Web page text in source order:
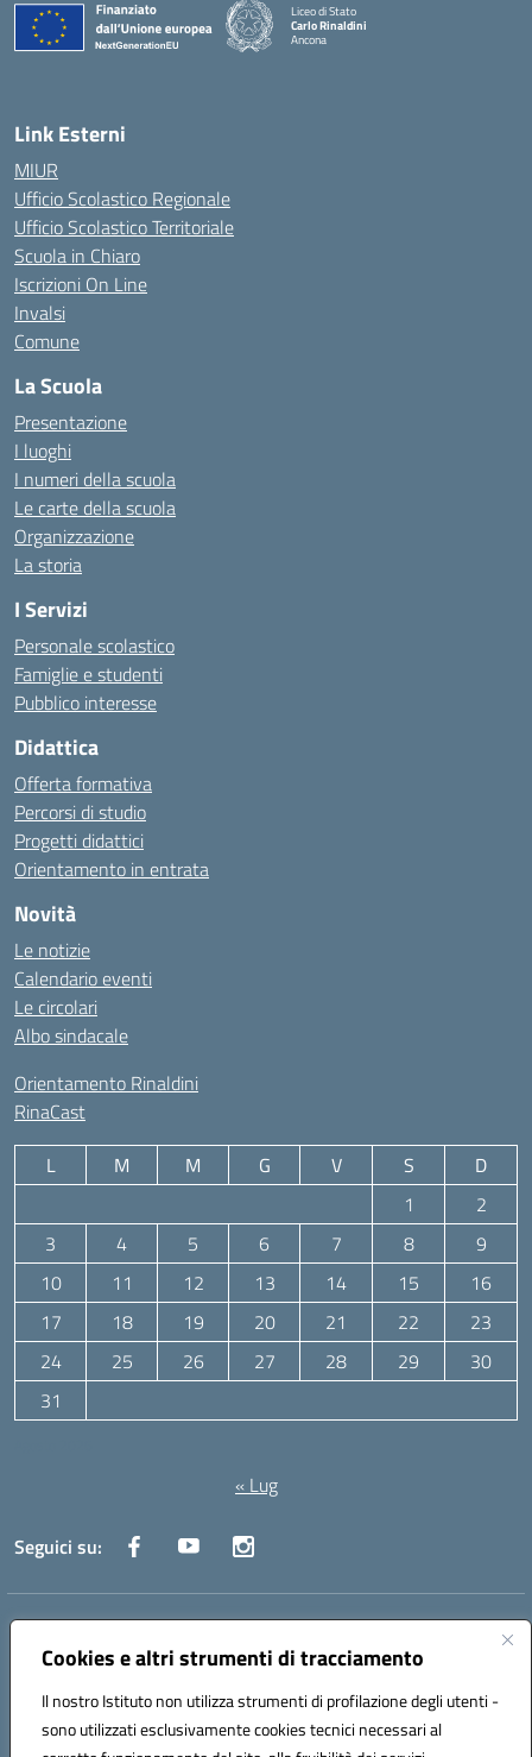
Cookies e altri strumenti di tracciamento
Il nostro Istituto non utilizza strumenti di profilazione degli utenti -
sono utilizzati esclusivamente cookies tecnici necessari al
Liceo di Stato
Carlo Rinaldini
Ancona
Link Esterni
MIUR
Ufficio Scolastico Regionale
Ufficio Scolastico Territoriale
Scuola in Chiaro
Iscrizioni On Line
Invalsi
Comune
La Scuola
Presentazione
I luoghi
I numeri della scuola
Le carte della scuola
Organizzazione
La storia
I Servizi
Personale scolastico
Famiglie e studenti
Pubblico interesse
Didattica
Offerta formativa
Percorsi di studio
Progetti didattici
Orientamento in entrata
Novità
Le notizie
Calendario eventi
Le circolari
Albo sindacale
Orientamento Rinaldini
RinaCast
L M M G V S
D
1
2
3
4 5 6 7 8
9
10
11 12 13 14 15
16
17
18 19 20 21 22
23
24
25 26 27 28 29
30
31
« Lug
Seguici su:
Indirizzo:Via Canale 1, Ancona
Centralino:071 204723 Email:anpc010006@istruzione.it
Codice fiscale: 93020970427
Codice meccanografico:
ANPC010006